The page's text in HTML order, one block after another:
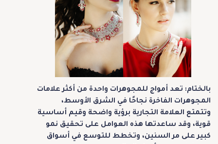
بالختام: تعد أمواج للمجوهرات واحدة من أكثر علامات
المجوهرات الفاخرة نجاحًا في الشرق الأوسط،
وتتمتع العلامة التجارية برؤية واضحة وقيم أساسية
قوية، وقد ساعدتها هذه العوامل على تحقيق نمو
كبير على مر السنين، وتخطط للتوسع في أسواق